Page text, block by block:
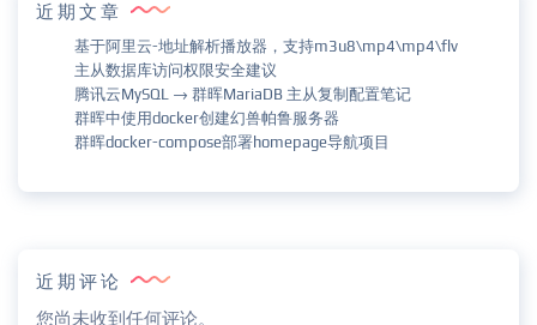
近期文章
基于阿里云-地址解析播放器，支持m3u8\mp4\mp4\flv
主从数据库访问权限安全建议
腾讯云MySQL → 群晖MariaDB 主从复制配置笔记
群晖中使用docker创建幻兽帕鲁服务器
群晖docker-compose部署homepage导航项目
近期评论
您尚未收到任何评论。